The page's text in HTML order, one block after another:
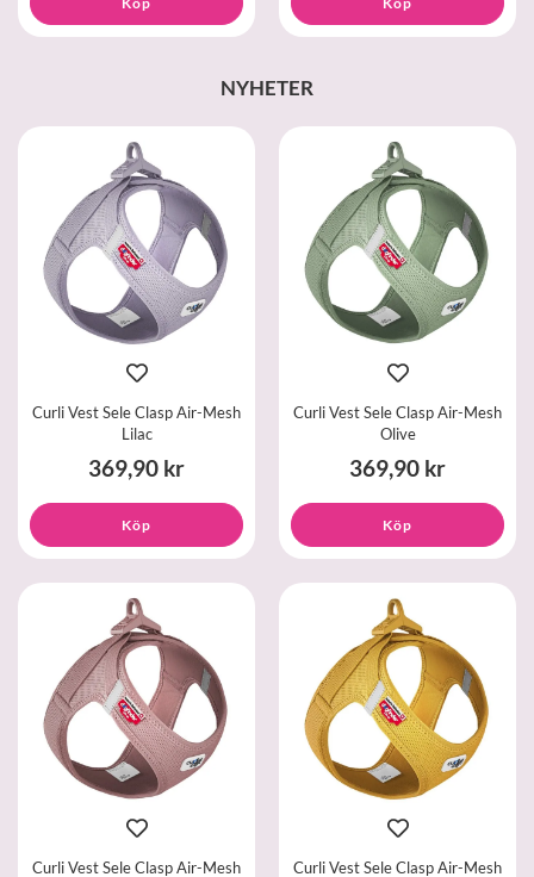
Köp Köp
NYHETER
Curli Vest Sele Clasp Air-Mesh
Lilac
369,90 kr
Köp
Curli Vest Sele Clasp Air-Mesh
Olive
369,90 kr
Köp
Curli Vest Sele Clasp Air-Mesh Curli Vest Sele Clasp Air-Mesh